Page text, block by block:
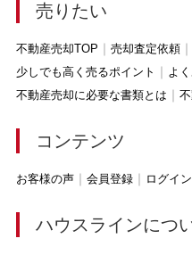
売りたい
不動産売却TOP 売却査定依頼
少しでも高く売るポイント
よ
不動産売却に必要な書類とは
コンテンツ
お客様の声 会員登録 ログイン
ハウスラインにつ